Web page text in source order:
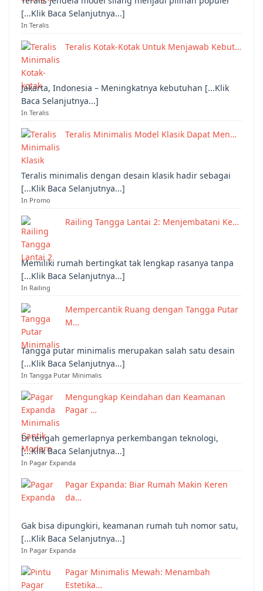
[...Klik Baca Selanjutnya...]
In Teralis
Teralis Kotak-Kotak Untuk Menjawab Kebut…
Jakarta, Indonesia – Meningkatnya kebutuhan [...Klik
Baca Selanjutnya...]
In Teralis
Teralis Minimalis Model Klasik Dapat Men…
Teralis minimalis dengan desain klasik hadir sebagai
[...Klik Baca Selanjutnya...]
In Promo
Railing Tangga Lantai 2: Menjembatani Ke…
Memiliki rumah bertingkat tak lengkap rasanya tanpa
[...Klik Baca Selanjutnya...]
In Railing
Mempercantik Ruang dengan Tangga Putar
M…
Tangga putar minimalis merupakan salah satu desain
[...Klik Baca Selanjutnya...]
In Tangga Putar Minimalis
Mengungkap Keindahan dan Keamanan
Pagar …
Di tengah gemerlapnya perkembangan teknologi,
[...Klik Baca Selanjutnya...]
In Pagar Expanda
Pagar Expanda: Biar Rumah Makin Keren
da…
Gak bisa dipungkiri, keamanan rumah tuh nomor satu,
[...Klik Baca Selanjutnya...]
In Pagar Expanda
Pagar Minimalis Mewah: Menambah
Estetika…